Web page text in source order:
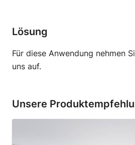
Lösung
Für diese Anwendung nehmen
uns auf.
Unsere